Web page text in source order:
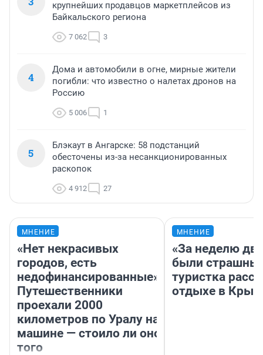
крупнейших продавцов маркетплейсов из
Байкальского региона
7 062 3
4
Дома и автомобили в огне, мирные жители
погибли: что известно о налетах дронов на
Россию
5 006 1
5
Блэкаут в Ангарске: 58 подстанций
обесточены из-за несанкционированных
раскопок
4 912 27
МНЕНИЕ
«Нет некрасивых
городов, есть
недофинансированные».
Путешественники
проехали 2000
километров по Уралу на
машине — стоило ли оно
того
МНЕНИЕ
«За неделю
были
туристка
отдыхе в